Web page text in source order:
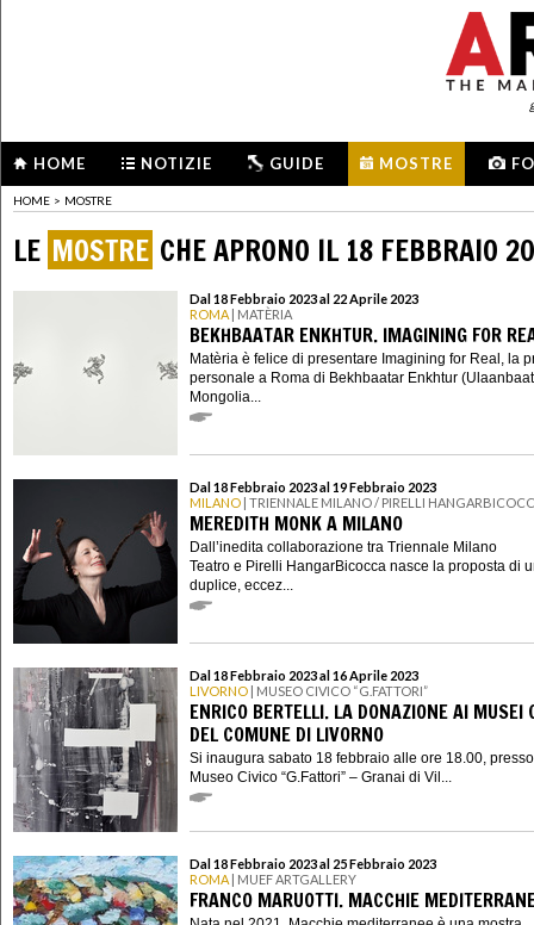
HOME NOTIZIE GUIDE MOSTRE
HOME > MOSTRE
LE MOSTRE CHE APRONO IL 18 FEBBRAIO
Dal 18 Febbraio 2023 al 22 Aprile 2023
ROMA | MATÈRIA
BEKHBAATAR ENKHTUR. IMAGINING FOR
Matèria è felice di presentare Imagining for Real, la
personale a Roma di Bekhbaatar Enkhtur
Mongolia...
Dal 18 Febbraio 2023 al 19 Febbraio 2023
MILANO | TRIENNALE MILANO / PIRELLI
MEREDITH MONK A MILANO
Dall’inedita collaborazione tra Triennale Milano
Teatro e Pirelli HangarBicocca nasce la proposta di
duplice, eccez...
Dal 18 Febbraio 2023 al 16 Aprile 2023
LIVORNO | MUSEO CIVICO “G.FATTORI”
ENRICO BERTELLI. LA DONAZIONE AI MUSEI
DEL COMUNE DI LIVORNO
Si inaugura sabato 18 febbraio alle ore 18.00,
Museo Civico “G.Fattori” – Granai di Vil...
Dal 18 Febbraio 2023 al 25 Febbraio 2023
ROMA | MUEF ARTGALLERY
FRANCO MARUOTTI. MACCHIE